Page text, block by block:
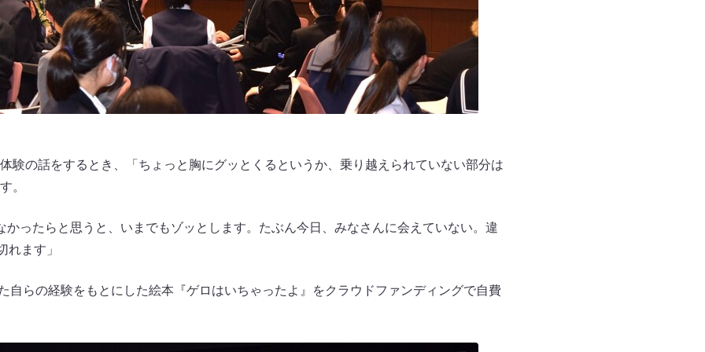
験の話をするとき、「ちょっと胸にグッとくるというか、乗り越えられていない部分は
。
かったらと思うと、いまでもゾッとします。たぶん今日、みなさんに会えていない。違
れます」
自らの経験をもとにした絵本『ゲロはいちゃったよ』をクラウドファンディングで自費